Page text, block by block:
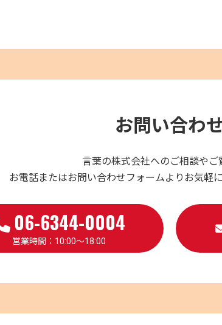
お問い合わ
言葉の株式会社へのご相談やご
お電話またはお問い合わせフォームよりお気軽
06-6344-0004
営業時間：10:00～18:00